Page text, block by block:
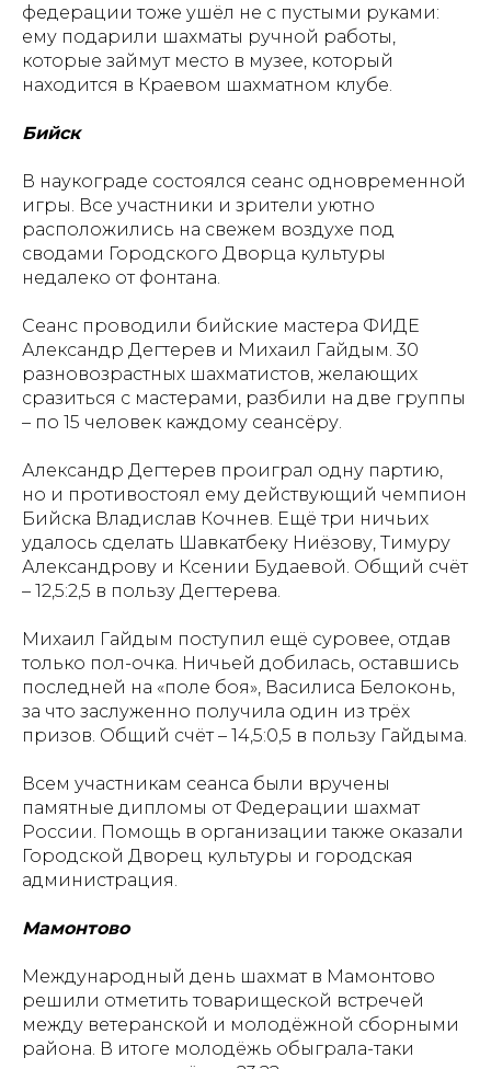
федерации тоже ушёл не с пустыми руками:
ему подарили шахматы ручной работы,
которые займут место в музее, который
находится в Краевом шахматном клубе.
Бийск
В наукограде состоялся сеанс одновременной
игры. Все участники и зрители уютно
расположились на свежем воздухе под
сводами Городского Дворца культуры
недалеко от фонтана.
Сеанс проводили бийские мастера ФИДЕ
Александр Дегтерев и Михаил Гайдым. 30
разновозрастных шахматистов, желающих
сразиться с мастерами, разбили на две группы
– по 15 человек каждому сеансёру.
Александр Дегтерев проиграл одну партию,
но и противостоял ему действующий чемпион
Бийска Владислав Кочнев. Ещё три ничьих
удалось сделать Шавкатбеку Ниёзову, Тимуру
Александрову и Ксении Будаевой. Общий счёт
– 12,5:2,5 в пользу Дегтерева.
Михаил Гайдым поступил ещё суровее, отдав
только пол-очка. Ничьей добилась, оставшись
последней на «поле боя», Василиса Белоконь,
за что заслуженно получила один из трёх
призов. Общий счёт – 14,5:0,5 в пользу Гайдыма.
Всем участникам сеанса были вручены
памятные дипломы от Федерации шахмат
России. Помощь в организации также оказали
Городской Дворец культуры и городская
администрация.
Мамонтово
Международный день шахмат в Мамонтово
решили отметить товарищеской встречей
между ветеранской и молодёжной сборными
района. В итоге молодёжь обыграла-таки